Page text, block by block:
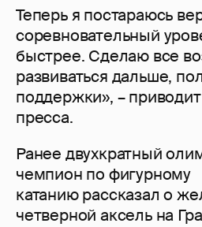
Теперь я постараюсь
соревновательный
быстрее. Сделаю все
развиваться дальше,
поддержки», –
пресса.
Ранее двухкратный
чемпион по фигурному
катанию рассказал о
четверной аксель на